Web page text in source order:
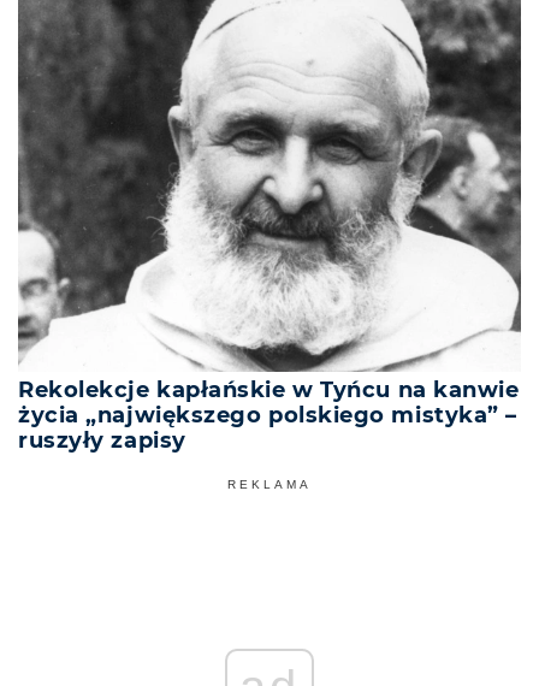
Rekolekcje kapłańskie w Tyńcu na kanwie
życia „największego polskiego mistyka” –
ruszyły zapisy
REKLAMA